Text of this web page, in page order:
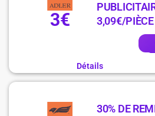
3€
3,09€/PIÈCE
Détails
30% DE